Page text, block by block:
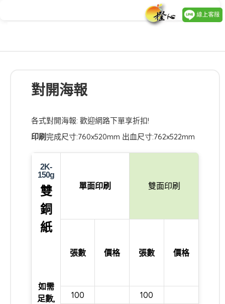
對開海報
各式對開海報: 歡迎網路下單享折扣!
印刷完成尺寸:760x520mm 出血尺寸:762x522mm
2K-
150g
雙
銅
紙
如需
足數,
單面印刷 雙面印刷
張數 價格 張數 價格
100
100